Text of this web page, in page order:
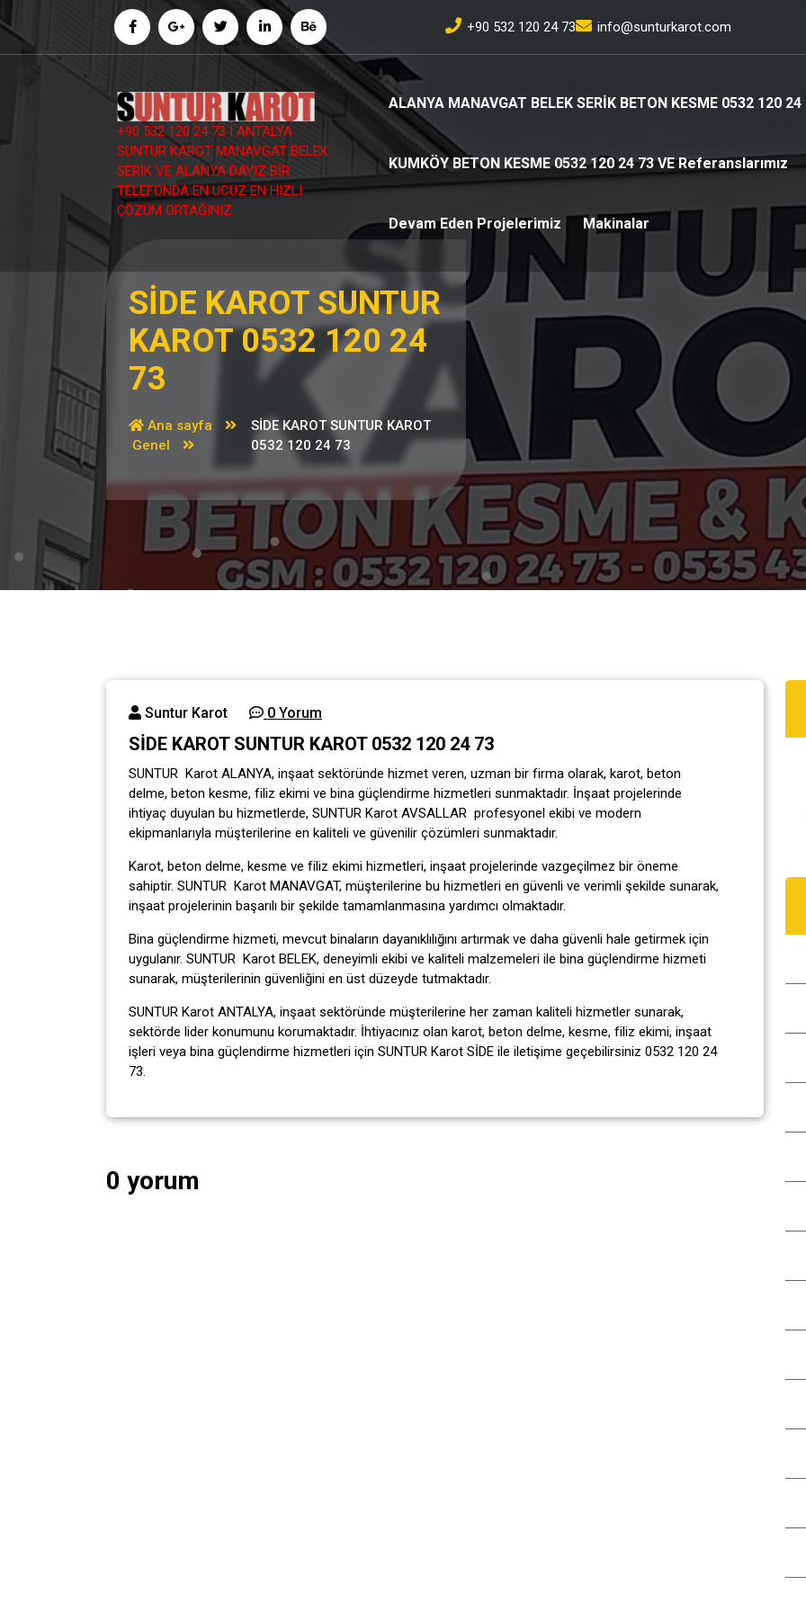
geç
+90 532 120 24 73 info@sunturkarot.com
+90 532 120 24 73 | ANTALYA
SUNTUR KAROT MANAVGAT BELEK
SERİK VE ALANYA DAYIZ BİR
TELEFONDA EN UCUZ EN HIZLI
ÇÖZÜM ORTAĞINIZ
ALANYA MANAVGAT BELEK SERİK BETON KESME 0532 120 24
KUMKÖY BETON KESME 0532 120 24 73 VE Referanslarımız
Devam Eden Projelerimiz Makinalar
SİDE KAROT SUNTUR
KAROT 0532 120 24
73
Ana sayfa
Genel
SİDE KAROT SUNTUR KAROT
0532 120 24 73
Suntur Karot 0 Yorum
SİDE KAROT SUNTUR KAROT 0532 120 24 73
SUNTUR Karot ALANYA, inşaat sektöründe hizmet veren, uzman bir firma olarak, karot, beton
delme, beton kesme, filiz ekimi ve bina güçlendirme hizmetleri sunmaktadır. İnşaat projelerinde
ihtiyaç duyulan bu hizmetlerde, SUNTUR Karot AVSALLAR profesyonel ekibi ve modern
ekipmanlarıyla müşterilerine en kaliteli ve güvenilir çözümleri sunmaktadır.
Karot, beton delme, kesme ve filiz ekimi hizmetleri, inşaat projelerinde vazgeçilmez bir öneme
sahiptir. SUNTUR Karot MANAVGAT, müşterilerine bu hizmetleri en güvenli ve verimli şekilde sunarak,
inşaat projelerinin başarılı bir şekilde tamamlanmasına yardımcı olmaktadır.
Bina güçlendirme hizmeti, mevcut binaların dayanıklılığını artırmak ve daha güvenli hale getirmek için
uygulanır. SUNTUR Karot BELEK, deneyimli ekibi ve kaliteli malzemeleri ile bina güçlendirme hizmeti
sunarak, müşterilerinin güvenliğini en üst düzeyde tutmaktadır.
SUNTUR Karot ANTALYA, inşaat sektöründe müşterilerine her zaman kaliteli hizmetler sunarak,
sektörde lider konumunu korumaktadır. İhtiyacınız olan karot, beton delme, kesme, filiz ekimi, inşaat
işleri veya bina güçlendirme hizmetleri için SUNTUR Karot SİDE ile iletişime geçebilirsiniz 0532 120 24
73.
0 yorum